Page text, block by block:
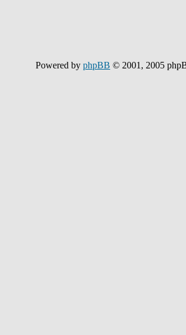
Powered by phpBB © 2001, 2005